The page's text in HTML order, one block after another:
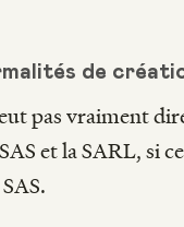
de
pas vraiment
et la SARL, si